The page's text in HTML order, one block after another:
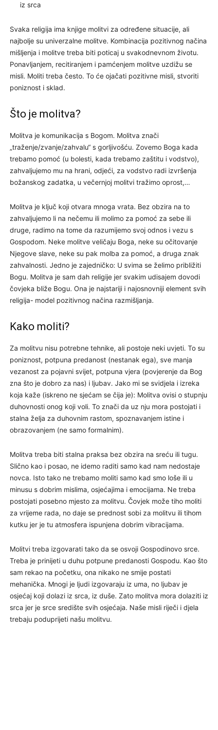
iz srca
Svaka religija ima knjige molitvi za određene situacije, ali
najbolje su univerzalne molitve. Kombinacija pozitivnog načina
mišljenja i molitve treba biti poticaj u svakodnevnom životu.
Ponavljanjem, recitiranjem i pamćenjem molitve uzdižu se
misli. Moliti treba često. To će ojačati pozitivne misli, stvoriti
poniznost i sklad.
Što je molitva?
Molitva je komunikacija s Bogom. Molitva znači
„traženje/zvanje/zahvalu“ s gorljivošću. Zovemo Boga kada
trebamo pomoć (u bolesti, kada trebamo zaštitu i vodstvo),
zahvaljujemo mu na hrani, odjeći, za vodstvo radi izvršenja
božanskog zadatka, u večernjoj molitvi tražimo oprost,…
Molitva je ključ koji otvara mnoga vrata. Bez obzira na to
zahvaljujemo li na nečemu ili molimo za pomoć za sebe ili
druge, radimo na tome da razumijemo svoj odnos i vezu s
Gospodom. Neke molitve veličaju Boga, neke su očitovanje
Njegove slave, neke su pak molba za pomoć, a druga znak
zahvalnosti. Jedno je zajedničko: U svima se želimo približiti
Bogu. Molitva je sam dah religije jer svakim udisajem dovodi
čovjeka bliže Bogu. Ona je najstariji i najosnovniji element svih
religija- model pozitivnog načina razmišljanja.
Kako moliti?
Za molitvu nisu potrebne tehnike, ali postoje neki uvjeti. To su
poniznost, potpuna predanost (nestanak ega), sve manja
vezanost za pojavni svijet, potpuna vjera (povjerenje da Bog
zna što je dobro za nas) i ljubav. Jako mi se svidjela i izreka
koja kaže (iskreno ne sjećam se čija je): Molitva ovisi o stupnju
duhovnosti onog koji voli. To znači da uz nju mora postojati i
stalna želja za duhovnim rastom, spoznavanjem istine i
obrazovanjem (ne samo formalnim).
Molitva treba biti stalna praksa bez obzira na sreću ili tugu.
Slično kao i posao, ne idemo raditi samo kad nam nedostaje
novca. Isto tako ne trebamo moliti samo kad smo loše ili u
minusu s dobrim mislima, osjećajima i emocijama. Ne treba
postojati posebno mjesto za molitvu. Čovjek može tiho moliti
za vrijeme rada, no daje se prednost sobi za molitvu ili tihom
kutku jer je tu atmosfera ispunjena dobrim vibracijama.
Molitvi treba izgovarati tako da se osvoji Gospodinovo srce.
Treba je prinijeti u duhu potpune predanosti Gospodu. Kao što
sam rekao na početku, ona nikako ne smije postati
mehanička. Mnogi je ljudi izgovaraju iz uma, no ljubav je
osjećaj koji dolazi iz srca, iz duše. Zato molitva mora dolaziti iz
srca jer je srce središte svih osjećaja. Naše misli riječi i djela
trebaju poduprijeti našu molitvu.